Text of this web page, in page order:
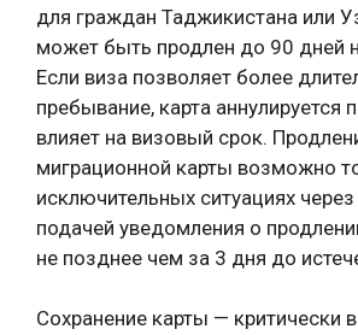
для граждан Таджикистана или
может быть продлен до 90 дней
Если виза позволяет более
пребывание, карта аннулируется
влияет на визовый срок.
миграционной карты возможно
исключительных ситуациях
подачей уведомления о
не позднее чем за 3 дня до
Сохранение карты — критически